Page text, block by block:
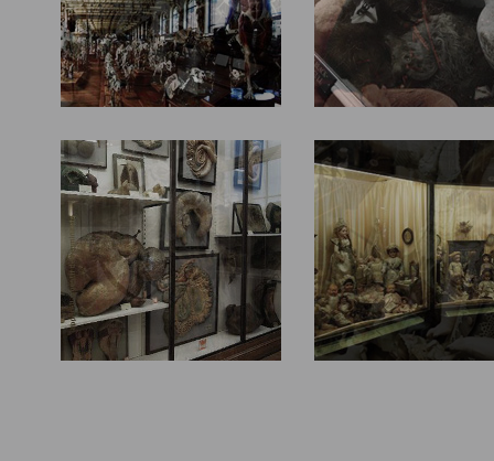
Musée Fragonard d'Alfort Musee de la Poupee